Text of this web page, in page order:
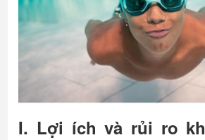
I. Lợi ích và rủi ro